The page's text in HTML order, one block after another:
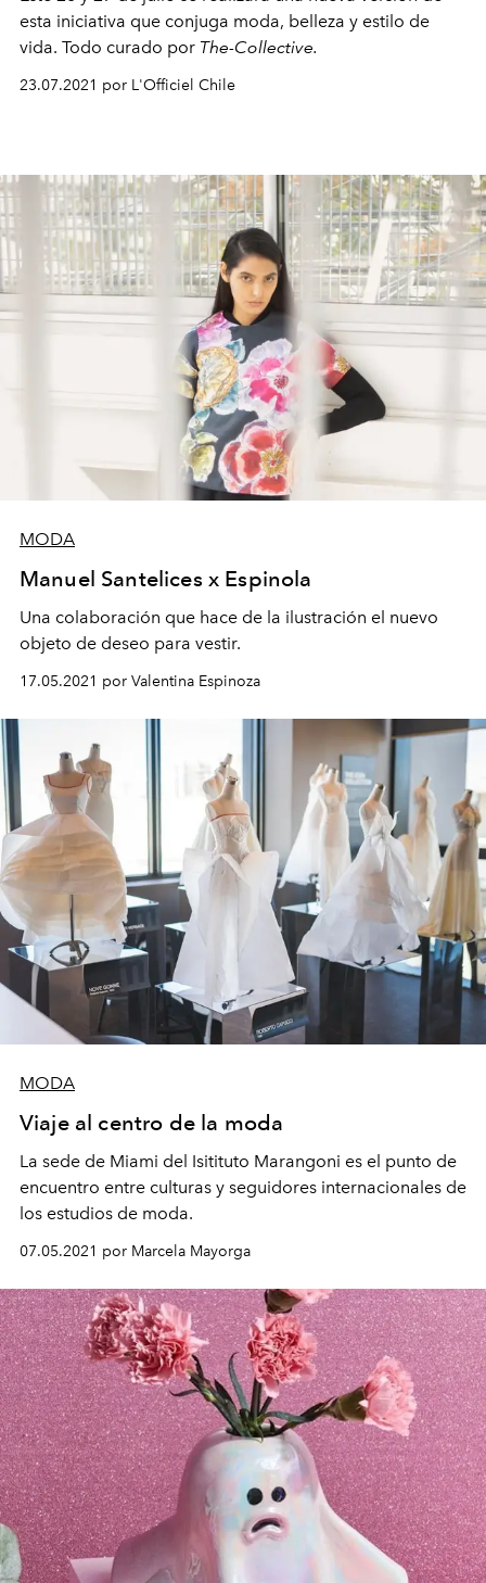
esta iniciativa que conjuga moda, belleza y estilo de
vida. Todo curado por The-Collective.
23.07.2021 por L'Officiel Chile
MODA
Manuel Santelices x Espinola
Una colaboración que hace de la ilustración el nuevo
objeto de deseo para vestir.
17.05.2021 por Valentina Espinoza
MODA
Viaje al centro de la moda
La sede de Miami del Isitituto Marangoni es el punto de
encuentro entre culturas y seguidores internacionales de
los estudios de moda.
07.05.2021 por Marcela Mayorga